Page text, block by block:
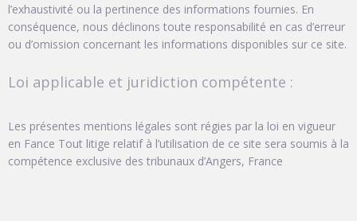
l’exhaustivité ou la pertinence des informations fournies. En
conséquence, nous déclinons toute responsabilité en cas d’erreur
ou d’omission concernant les informations disponibles sur ce site.
Loi applicable et juridiction compétente :
Les présentes mentions légales sont régies par la loi en vigueur
en Fance Tout litige relatif à l’utilisation de ce site sera soumis à la
compétence exclusive des tribunaux d’Angers, France